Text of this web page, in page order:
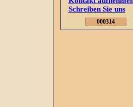
Schreiben Sie uns
000314